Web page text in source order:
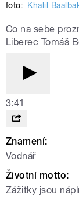
foto: Khalil
Co na sebe
Liberec Tomáš
3:41
Znamení:
Vodnář
Životní motto:
Zážitky jsou